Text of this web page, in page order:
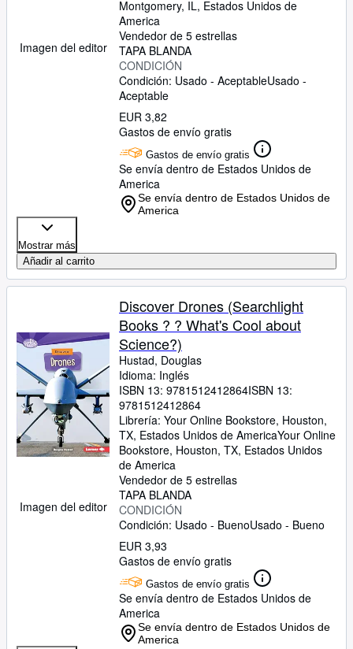
Imagen del editor
Montgomery, IL, Estados Unidos de
America
Vendedor de 5 estrellas
TAPA BLANDA
CONDICIÓN
Condición: Usado - AceptableUsado -
Aceptable
EUR 3,82
Gastos de envío gratis
Gastos de envío gratis
Se envía dentro de Estados Unidos de
America
Se envía dentro de Estados Unidos de
America
Mostrar más
Añadir al carrito
Imagen del editor
Discover Drones (Searchlight
Books ? ? What's Cool about
Science?)
Hustad, Douglas
Idioma: Inglés
ISBN 13: 9781512412864ISBN 13:
9781512412864
Librería: Your Online Bookstore, Houston,
TX, Estados Unidos de AmericaYour Online
Bookstore, Houston, TX, Estados Unidos
de America
Vendedor de 5 estrellas
TAPA BLANDA
CONDICIÓN
Condición: Usado - BuenoUsado - Bueno
EUR 3,93
Gastos de envío gratis
Gastos de envío gratis
Se envía dentro de Estados Unidos de
America
Se envía dentro de Estados Unidos de
America